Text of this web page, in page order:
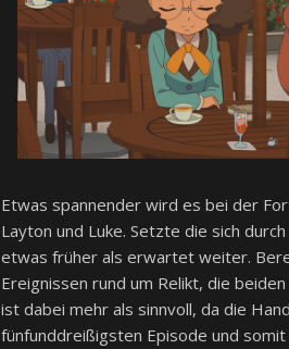
Etwas spannender wird es bei der
Layton und Luke. Setzte die sich
etwas früher als erwartet weiter.
Ereignissen rund um Relikt, die
ist dabei mehr als sinnvoll, da die
fünfunddreißigsten Episode und